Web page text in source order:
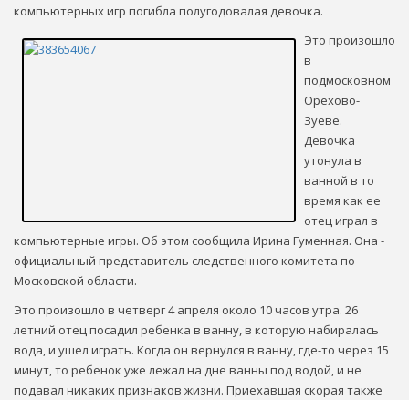
компьютерных игр погибла полугодовалая девочка.
Это произошло
в
подмосковном
Орехово-
Зуеве.
Девочка
утонула в
ванной в то
время как ее
отец играл в
компьютерные игры. Об этом сообщила Ирина Гуменная. Она -
официальный представитель следственного комитета по
Московской области.
Это произошло в четверг 4 апреля около 10 часов утра. 26
летний отец посадил ребенка в ванну, в которую набиралась
вода, и ушел играть. Когда он вернулся в ванну, где-то через 15
минут, то ребенок уже лежал на дне ванны под водой, и не
подавал никаких признаков жизни. Приехавшая скорая также